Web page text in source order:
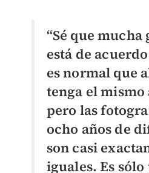
“Sé que mucha
está de
es normal que
tenga el mismo
pero las
ocho años de
son casi
iguales. Es